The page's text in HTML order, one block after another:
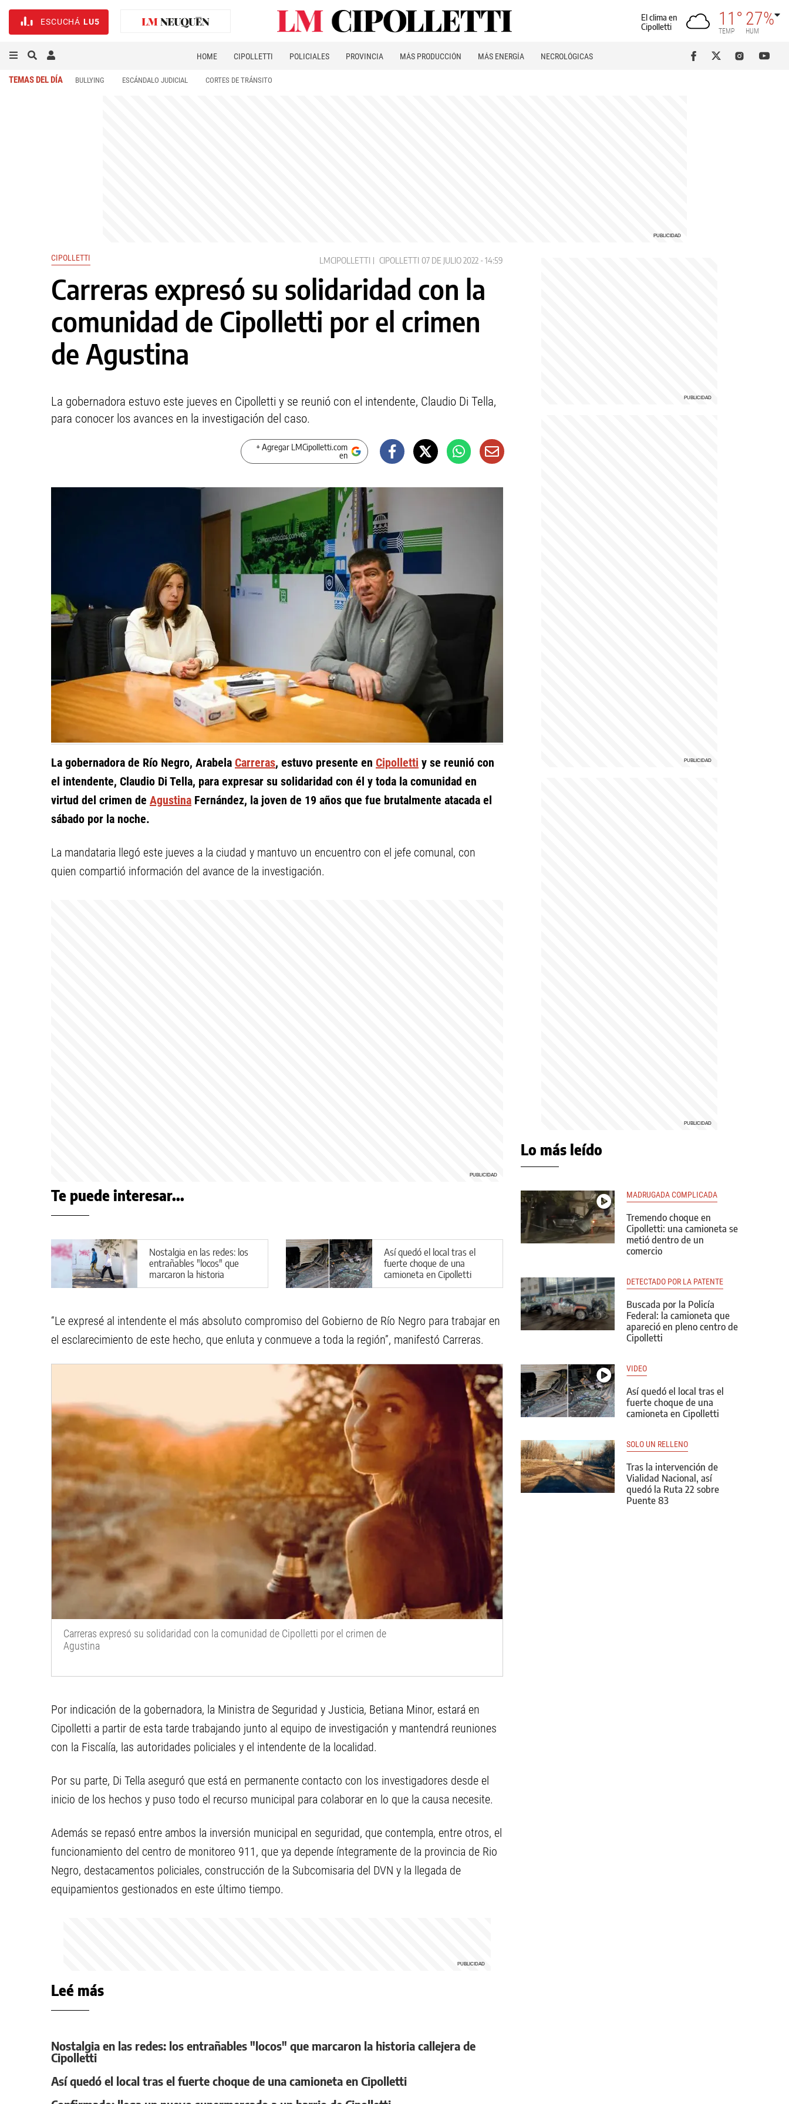
ESCUCHÁ LU5
El clima en
Cipolletti
11°
TEMP
27%
HUM
HOME CIPOLLETTI POLICIALES PROVINCIA MÁS PRODUCCIÓN MÁS ENERGÍA NECROLÓGICAS
TEMAS DEL DÍA BULLYING ESCÁNDALO JUDICIAL CORTES DE TRÁNSITO
CIPOLLETTI LMCIPOLLETTI CIPOLLETTI 07 DE JULIO 2022 - 14:59
Carreras expresó su solidaridad con la
comunidad de Cipolletti por el crimen
de Agustina
La gobernadora estuvo este jueves en Cipolletti y se reunió con el intendente, Claudio Di Tella,
para conocer los avances en la investigación del caso.
+ Agregar LMCipolletti.com
en
La gobernadora de Río Negro, Arabela Carreras, estuvo presente en Cipolletti y se reunió con
el intendente, Claudio Di Tella, para expresar su solidaridad con él y toda la comunidad en
virtud del crimen de Agustina Fernández, la joven de 19 años que fue brutalmente atacada el
sábado por la noche.
La mandataria llegó este jueves a la ciudad y mantuvo un encuentro con el jefe comunal, con
quien compartió información del avance de la investigación.
Te puede interesar...
Nostalgia en las redes: los
entrañables "locos" que
marcaron la historia
callejera de Cipolletti
Así quedó el local tras el
fuerte choque de una
camioneta en Cipolletti
“Le expresé al intendente el más absoluto compromiso del Gobierno de Río Negro para trabajar en
el esclarecimiento de este hecho, que enluta y conmueve a toda la región”, manifestó Carreras.
Carreras expresó su solidaridad con la comunidad de Cipolletti por el crimen de
Agustina
Por indicación de la gobernadora, la Ministra de Seguridad y Justicia, Betiana Minor, estará en
Cipolletti a partir de esta tarde trabajando junto al equipo de investigación y mantendrá reuniones
con la Fiscalía, las autoridades policiales y el intendente de la localidad.
Por su parte, Di Tella aseguró que está en permanente contacto con los investigadores desde el
inicio de los hechos y puso todo el recurso municipal para colaborar en lo que la causa necesite.
Además se repasó entre ambos la inversión municipal en seguridad, que contempla, entre otros, el
funcionamiento del centro de monitoreo 911, que ya depende íntegramente de la provincia de Rio
Negro, destacamentos policiales, construcción de la Subcomisaria del DVN y la llegada de
equipamientos gestionados en este último tiempo.
Leé más
Nostalgia en las redes: los entrañables "locos" que marcaron la historia callejera de
Cipolletti
Así quedó el local tras el fuerte choque de una camioneta en Cipolletti
Lo más leído
MADRUGADA COMPLICADA
Tremendo choque en
Cipolletti: una camioneta se
metió dentro de un
comercio
DETECTADO POR LA PATENTE
Buscada por la Policía
Federal: la camioneta que
apareció en pleno centro de
Cipolletti
VIDEO
Así quedó el local tras el
fuerte choque de una
camioneta en Cipolletti
SOLO UN RELLENO
Tras la intervención de
Vialidad Nacional, así
quedó la Ruta 22 sobre
Puente 83